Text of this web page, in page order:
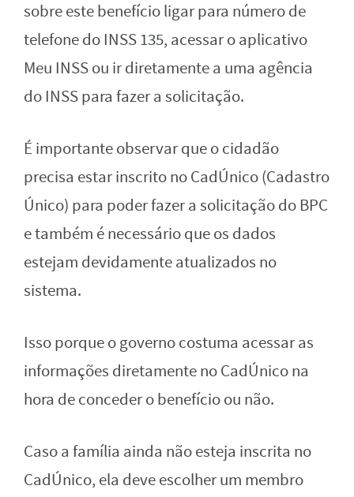
sobre este benefício ligar para número de
telefone do INSS 135, acessar o aplicativo
Meu INSS ou ir diretamente a uma agência
do INSS para fazer a solicitação.
É importante observar que o cidadão
precisa estar inscrito no CadÚnico (Cadastro
Único) para poder fazer a solicitação do BPC
e também é necessário que os dados
estejam devidamente atualizados no
sistema.
Isso porque o governo costuma acessar as
informações diretamente no CadÚnico na
hora de conceder o benefício ou não.
Caso a família ainda não esteja inscrita no
CadÚnico, ela deve escolher um membro